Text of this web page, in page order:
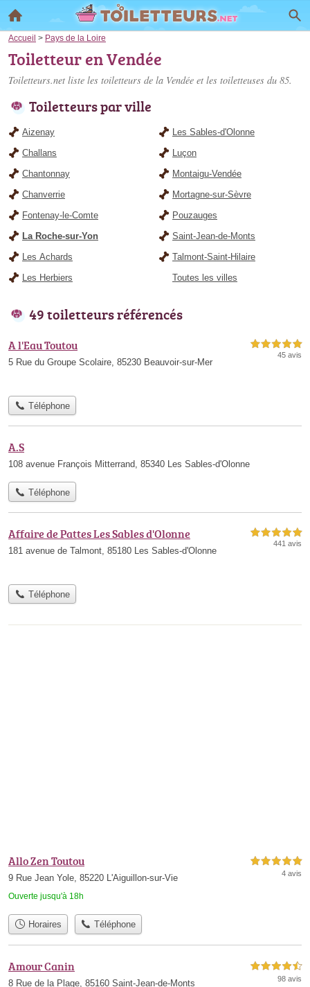
Accueil > Pays de la Loire
Toiletteur en Vendée
Toiletteurs.net liste les toiletteurs de la Vendée et les toiletteuses du 85.
Toiletteurs par ville
Aizenay
Challans
Chantonnay
Chanverrie
Fontenay-le-Comte
La Roche-sur-Yon
Les Achards
Les Herbiers
Les Sables-d'Olonne
Luçon
Montaigu-Vendée
Mortagne-sur-Sèvre
Pouzauges
Saint-Jean-de-Monts
Talmont-Saint-Hilaire
Toutes les villes
49 toiletteurs référencés
A l'Eau Toutou
5 Rue du Groupe Scolaire, 85230 Beauvoir-sur-Mer
5,0 étoiles sur 5
45 avis
Téléphone
A.S
108 avenue François Mitterrand, 85340 Les Sables-d'Olonne
Téléphone
Affaire de Pattes Les Sables d'Olonne
181 avenue de Talmont, 85180 Les Sables-d'Olonne
5,0 étoiles sur 5
441 avis
Téléphone
Allo Zen Toutou
9 Rue Jean Yole, 85220 L'Aiguillon-sur-Vie
Ouverte jusqu'à 18h
5,0 étoiles sur 5
4 avis
Horaires Téléphone
Amour Canin
8 Rue de la Plage, 85160 Saint-Jean-de-Monts
4,5 étoiles sur 5
98 avis